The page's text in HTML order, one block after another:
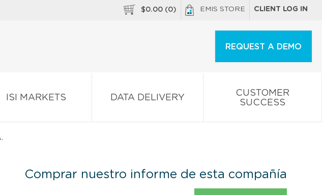
$0.00 (0) EMIS STORE CLIENT LOG IN
REQUEST A DEMO
ISI MARKETS DATA DELIVERY
CUSTOMER
SUCCESS
Comprar nuestro informe de esta compañía